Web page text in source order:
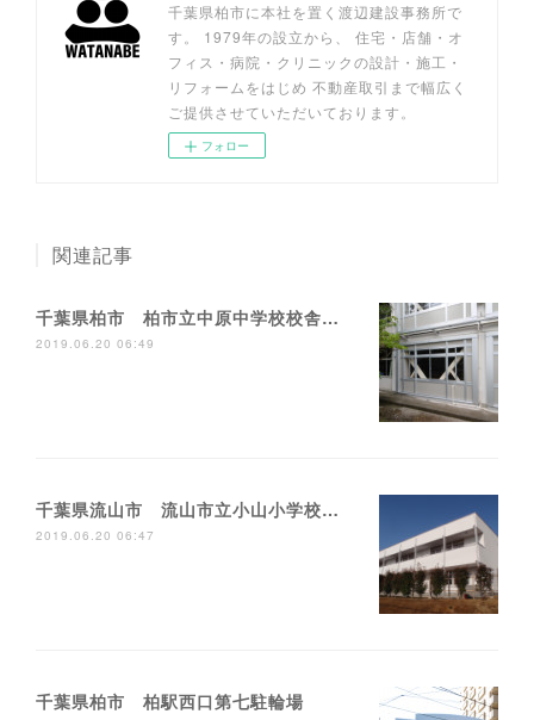
千葉県柏市に本社を置く渡辺建設事務所で
す。 1979年の設立から、 住宅・店舗・オ
フィス・病院・クリニックの設計・施工・
リフォームをはじめ 不動産取引まで幅広く
ご提供させていただいております。
フォロー
関連記事
千葉県柏市 柏市立中原中学校校舎耐震補強工事
2019.06.20 06:49
千葉県流山市 流山市立小山小学校校舎増築工事
2019.06.20 06:47
千葉県柏市 柏駅西口第七駐輪場